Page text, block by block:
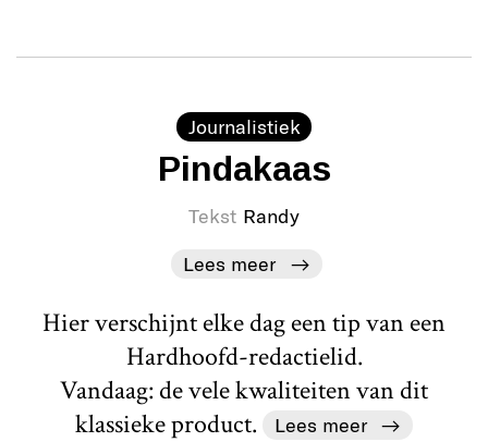
Journalistiek
Pindakaas
Tekst Randy
Lees meer
Hier verschijnt elke dag een tip van een
Hardhoofd-redactielid.
Vandaag: de vele kwaliteiten van dit
klassieke product.
Lees meer